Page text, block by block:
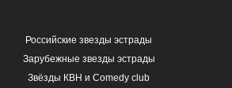
Российские звезды эстрады
Зарубежные звезды эстрады
Звёзды КВН и Comedy club